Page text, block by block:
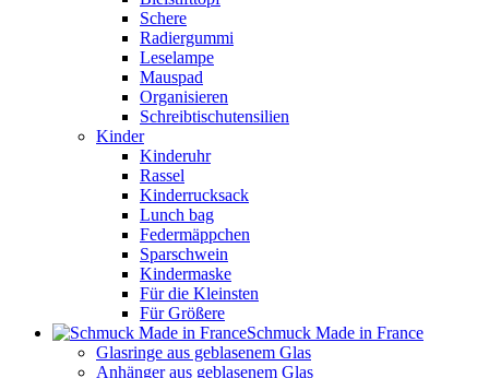
Schere
Radiergummi
Leselampe
Mauspad
Organisieren
Schreibtischutensilien
Kinder
Kinderuhr
Rassel
Kinderrucksack
Lunch bag
Federmäppchen
Sparschwein
Kindermaske
Für die Kleinsten
Für Größere
Schmuck Made in France
Glasringe aus geblasenem Glas
Anhänger aus geblasenem Glas